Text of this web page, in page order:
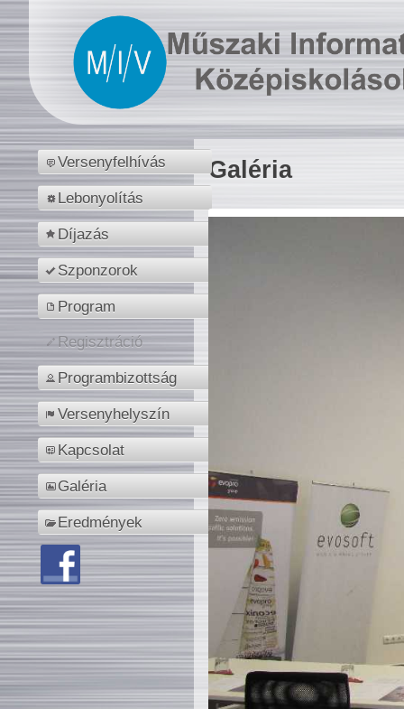
Versenyfelhívás
Lebonyolítás
Díjazás
Szponzorok
Program
Regisztráció
Programbizottság
Versenyhelyszín
Kapcsolat
Galéria
Eredmények
Galéria